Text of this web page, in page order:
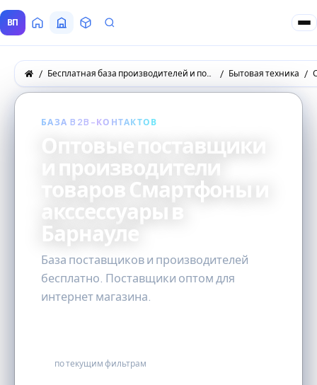
ВП ГлавнаяВсе Поставщики
ТоварыЗапросы покупателей
Бесплатная база производителей и поставщиков товаров оптом Бытовая техника
БАЗА B2B-КОНТАКТОВ
Оптовые поставщики
и производители
товаров Смартфоны и
акссессуары в
Барнауле
База поставщиков и производителей
бесплатно. Поставщики оптом для
интернет магазина.
по текущим фильтрам